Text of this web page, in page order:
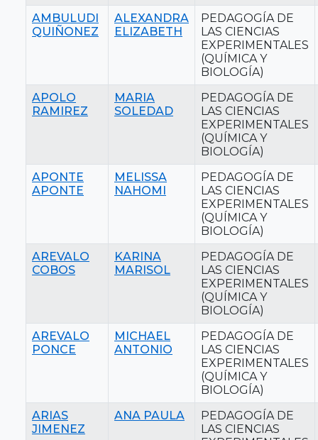
AMBULUDI
QUIÑONEZ
ALEXANDRA
ELIZABETH
PEDAGOGÍA DE
LAS CIENCIAS
EXPERIMENTALES
(QUÍMICA Y
BIOLOGÍA)
APOLO
RAMIREZ
MARIA
SOLEDAD
PEDAGOGÍA DE
LAS CIENCIAS
EXPERIMENTALES
(QUÍMICA Y
BIOLOGÍA)
APONTE
APONTE
MELISSA
NAHOMI
PEDAGOGÍA DE
LAS CIENCIAS
EXPERIMENTALES
(QUÍMICA Y
BIOLOGÍA)
AREVALO
COBOS
KARINA
MARISOL
PEDAGOGÍA DE
LAS CIENCIAS
EXPERIMENTALES
(QUÍMICA Y
BIOLOGÍA)
AREVALO
PONCE
MICHAEL
ANTONIO
PEDAGOGÍA DE
LAS CIENCIAS
EXPERIMENTALES
(QUÍMICA Y
BIOLOGÍA)
ARIAS
JIMENEZ
ANA PAULA
PEDAGOGÍA DE
LAS CIENCIAS